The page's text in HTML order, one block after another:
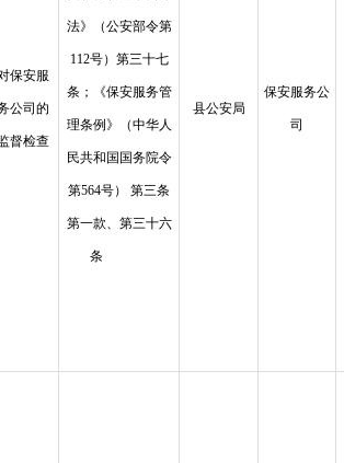
保安服
公司的
督检查
法》（公安部令第
112号）第三十七
条；《保安服务管
理条例》（中华人
民共和国国务院令
第564号） 第三条
第一款、第三十六
条
县公安局
保安服务公
司